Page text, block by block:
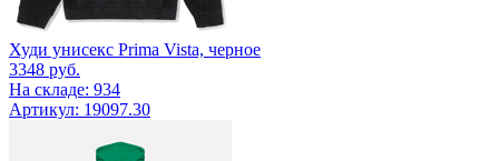
Худи унисекс Prima Vista, черное
3348 руб.
На складе: 934
Артикул: 19097.30